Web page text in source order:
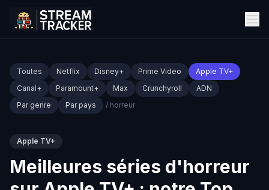
Toutes Netflix Disney+ Prime Video
Apple TV+
Canal+
Paramount+ Max Crunchyroll
ADN
Par genre
Par pays / horreur
Apple TV+
Meilleures séries d'horreur